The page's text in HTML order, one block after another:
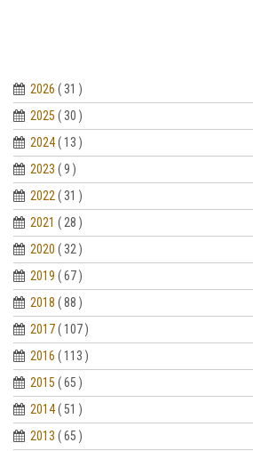
2026 ( 31 )
2025 ( 30 )
2024( 13 )
2023 ( 9 )
2022 ( 31 )
2021 ( 28 )
2020 ( 32 )
2019 ( 67 )
2018 ( 88 )
2017( 107 )
2016 ( 113 )
2015 ( 65 )
2014( 51 )
2013 ( 65 )